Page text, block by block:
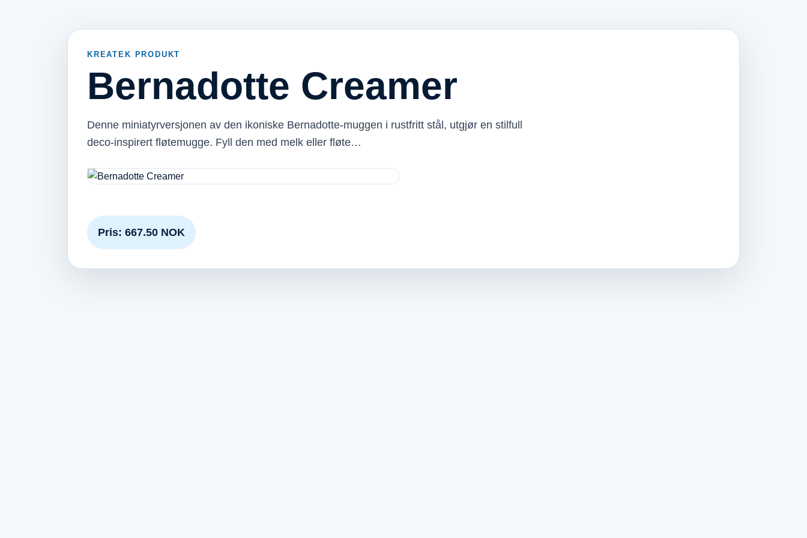
KREATEK PRODUKT
Bernadotte Creamer
Denne miniatyrversjonen av den ikoniske Bernadotte-muggen i rustfritt stål, utgjør en stilfull
deco-inspirert fløtemugge. Fyll den med melk eller fløte…
Pris: 667.50 NOK